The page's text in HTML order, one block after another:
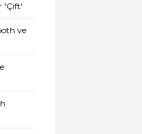
'Çift'
ve